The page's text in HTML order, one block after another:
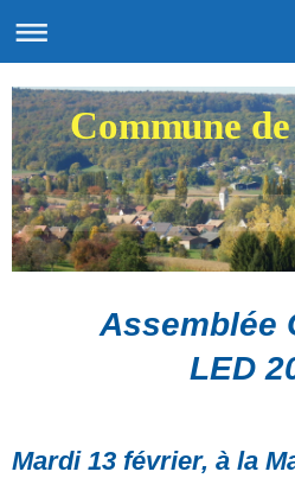
Commune
Assemblée
LED
Mardi 13 février, à la